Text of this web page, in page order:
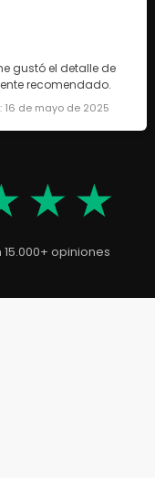
gustó el detalle de
recomendado.
16 de mayo de 2025
15.000+ opiniones